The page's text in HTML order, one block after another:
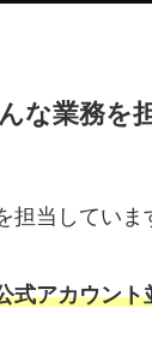
な業務を
担当していま
式アカウン